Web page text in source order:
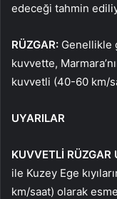
edeceği tahmin
RÜZGAR: Genellikle
kuvvette,
kuvvetli (40-60 km/
UYARILAR
KUVVETLİ RÜZGAR
ile Kuzey Ege
km/saat) olarak